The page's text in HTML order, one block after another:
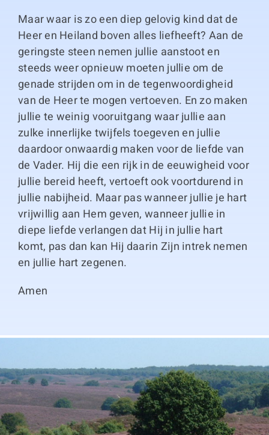
Maar waar is zo een diep gelovig kind dat de
Heer en Heiland boven alles liefheeft? Aan de
geringste steen nemen jullie aanstoot en
steeds weer opnieuw moeten jullie om de
genade strijden om in de tegenwoordigheid
van de Heer te mogen vertoeven. En zo maken
jullie te weinig vooruitgang waar jullie aan
zulke innerlijke twijfels toegeven en jullie
daardoor onwaardig maken voor de liefde van
de Vader. Hij die een rijk in de eeuwigheid voor
jullie bereid heeft, vertoeft ook voortdurend in
jullie nabijheid. Maar pas wanneer jullie je hart
vrijwillig aan Hem geven, wanneer jullie in
diepe liefde verlangen dat Hij in jullie hart
komt, pas dan kan Hij daarin Zijn intrek nemen
en jullie hart zegenen.
Amen